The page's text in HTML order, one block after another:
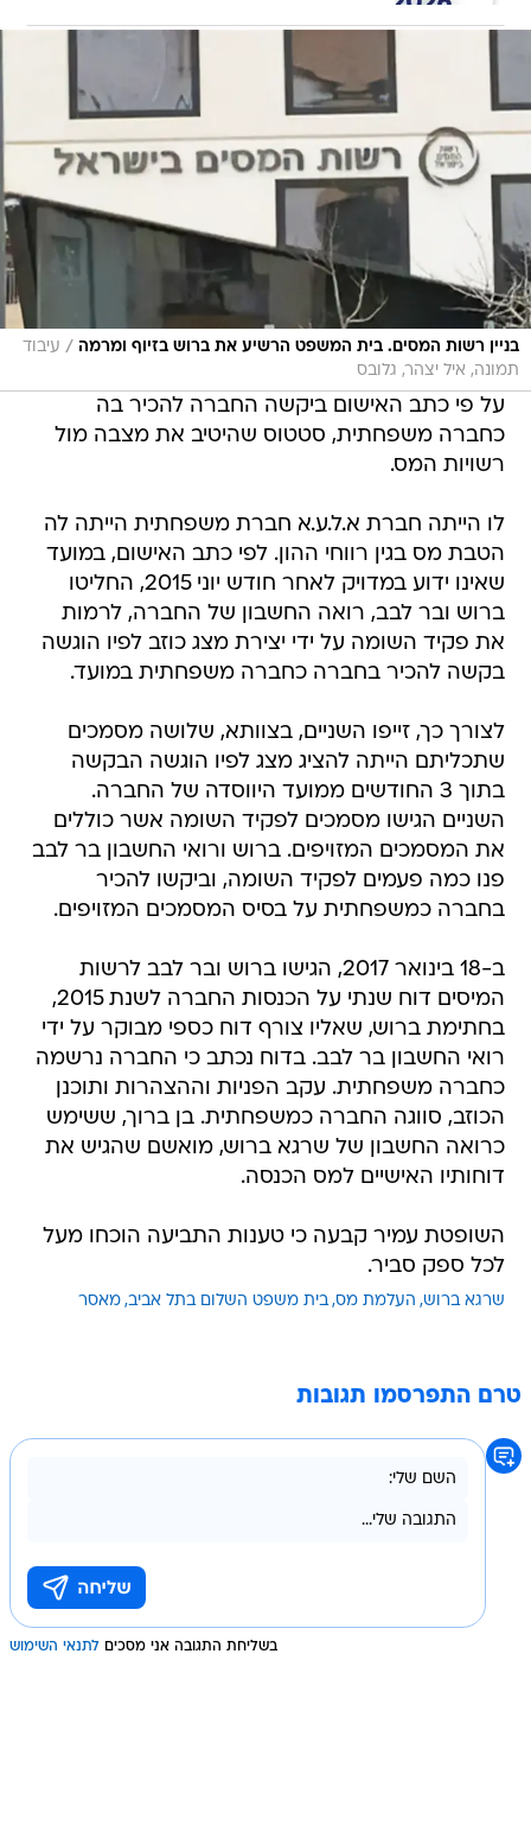
בניין רשות המסים. בית המשפט הרשיע את ברוש בזיוף ומרמה / עיבוד
תמונה, איל יצהר, גלובס
על פי כתב האישום ביקשה החברה להכיר בה
כחברה משפחתית, סטטוס שהיטיב את מצבה מול
רשויות המס.
לו הייתה חברת א.ל.ע.א חברת משפחתית הייתה לה
הטבת מס בגין רווחי ההון. לפי כתב האישום, במועד
שאינו ידוע במדויק לאחר חודש יוני 2015, החליטו
ברוש ובר לבב, רואה החשבון של החברה, לרמות
את פקיד השומה על ידי יצירת מצג כוזב לפיו הוגשה
בקשה להכיר בחברה כחברה משפחתית במועד.
לצורך כך, זייפו השניים, בצוותא, שלושה מסמכים
שתכליתם הייתה להציג מצג לפיו הוגשה הבקשה
בתוך 3 החודשים ממועד היווסדה של החברה.
השניים הגישו מסמכים לפקיד השומה אשר כוללים
את המסמכים המזויפים. ברוש ורואי החשבון בר לבב
פנו כמה פעמים לפקיד השומה, וביקשו להכיר
בחברה כמשפחתית על בסיס המסמכים המזויפים.
ב-18 בינואר 2017, הגישו ברוש ובר לבב לרשות
המיסים דוח שנתי על הכנסות החברה לשנת 2015,
בחתימת ברוש, שאליו צורף דוח כספי מבוקר על ידי
רואי החשבון בר לבב. בדוח נכתב כי החברה נרשמה
כחברה משפחתית. עקב הפניות וההצהרות ותוכנן
הכוזב, סווגה החברה כמשפחתית. בן ברוך, ששימש
כרואה החשבון של שרגא ברוש, מואשם שהגיש את
דוחותיו האישיים למס הכנסה.
השופטת עמיר קבעה כי טענות התביעה הוכחו מעל
לכל ספק סביר.
שרגא ברוש העלמת מס בית משפט השלום בתל אביב מאסר
טרם התפרסמו תגובות
בשליחת התגובה אני מסכים לתנאי השימוש